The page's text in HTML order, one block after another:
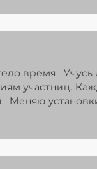
время.
участниц.
Меняю